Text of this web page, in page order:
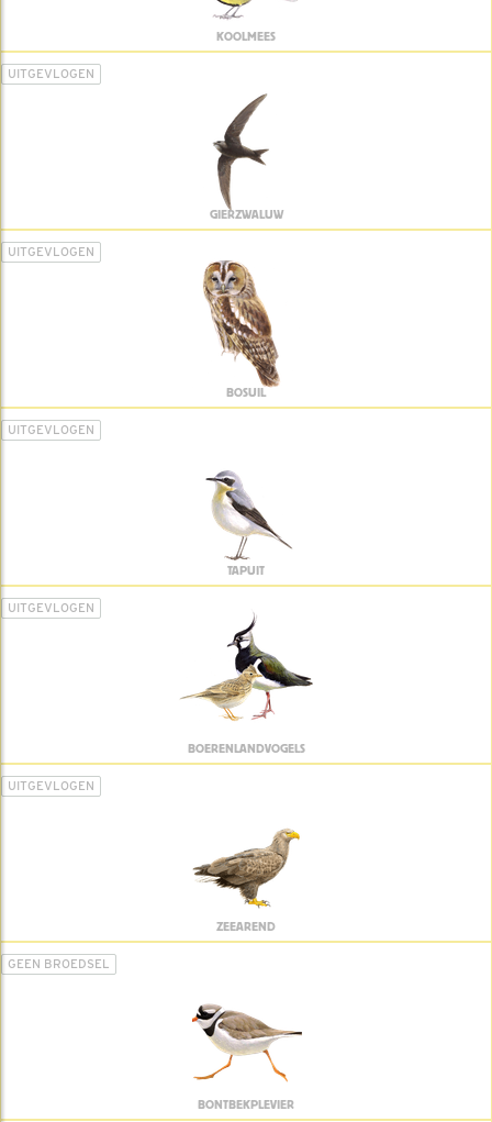
KOOLMEES
UITGEVLOGEN
GIERZWALUW
UITGEVLOGEN
BOSUIL
UITGEVLOGEN
TAPUIT
UITGEVLOGEN
BOERENLANDVOGELS
UITGEVLOGEN
ZEEAREND
GEEN BROEDSEL
BONTBEKPLEVIER